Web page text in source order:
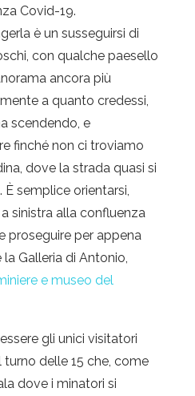
Covid-19.
è un susseguirsi di
con qualche paesello
ancora più
a quanto credessi,
scendendo, e
finché non ci troviamo
dove la strada quasi si
. È semplice orientarsi,
sinistra alla confluenza
proseguire per appena
Galleria di Antonio,
e museo del
gli unici visitatori
turno delle 15 che, come
dove i minatori si